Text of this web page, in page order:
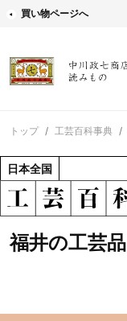
買い物ページへ
トップ 工芸百科事典
日本全国
福井の工芸品